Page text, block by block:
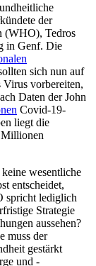
der
(WHO), Tedros
in Genf. Die
sich nun auf
Virus vorbereiten,
Daten der John
Covid-19-
liegt die
Millionen
wesentliche
entscheidet,
spricht lediglich
Strategie
aussehen?
muss der
gestärkt
und -